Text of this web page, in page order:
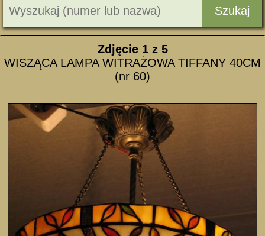
Szukaj
Zdjęcie 1z 5
WISZĄCA LAMPA WITRAŻOWA TIFFANY 40CM
(nr 60)